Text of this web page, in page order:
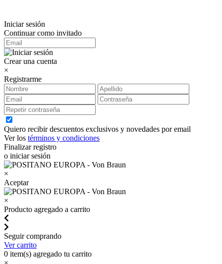
Iniciar sesión
Continuar como invitado
Crear una cuenta
×
Registrarme
Quiero recibir descuentos exclusivos y novedades por email
Ver los términos y condiciones
Finalizar registro
o iniciar sesión
×
Aceptar
×
Producto agregado a carrito
Seguir comprando
Ver carrito
0 item(s) agregado tu carrito